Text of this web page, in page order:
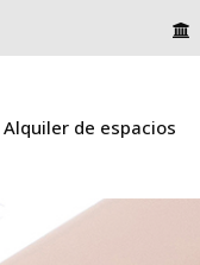
Alquiler de espacios